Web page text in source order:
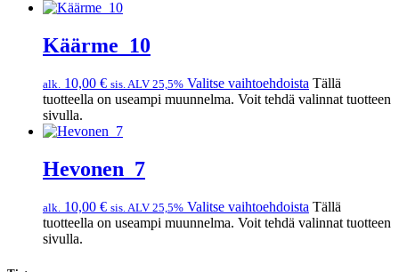
Käärme_10
alk. 10,00 € sis. ALV 25,5% Valitse vaihtoehdoista Tällä
tuotteella on useampi muunnelma. Voit tehdä valinnat tuotteen
sivulla.
Hevonen_7
alk. 10,00 € sis. ALV 25,5% Valitse vaihtoehdoista Tällä
tuotteella on useampi muunnelma. Voit tehdä valinnat tuotteen
sivulla.